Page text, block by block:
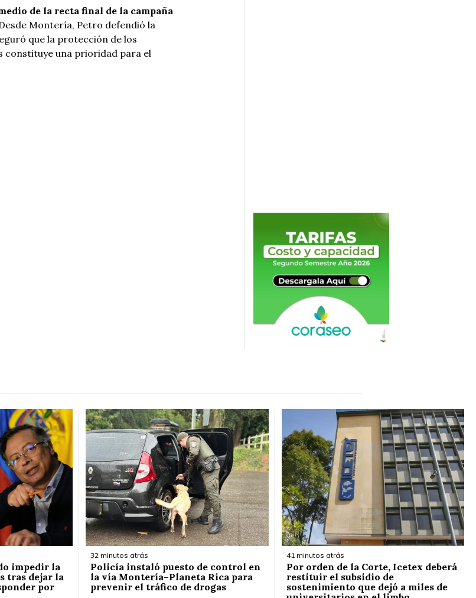
de la recta final de la campaña
Montería, Petro defendió la
que la protección de los
constituye una prioridad para el
impedir la
tras dejar la
por
32 minutos atrás
Policía instaló puesto de control en
la vía Montería–Planeta Rica para
prevenir el tráfico de drogas
41 minutos atrás
Por orden de la Corte, Icetex deberá
restituir el subsidio de
sostenimiento que dejó a miles de